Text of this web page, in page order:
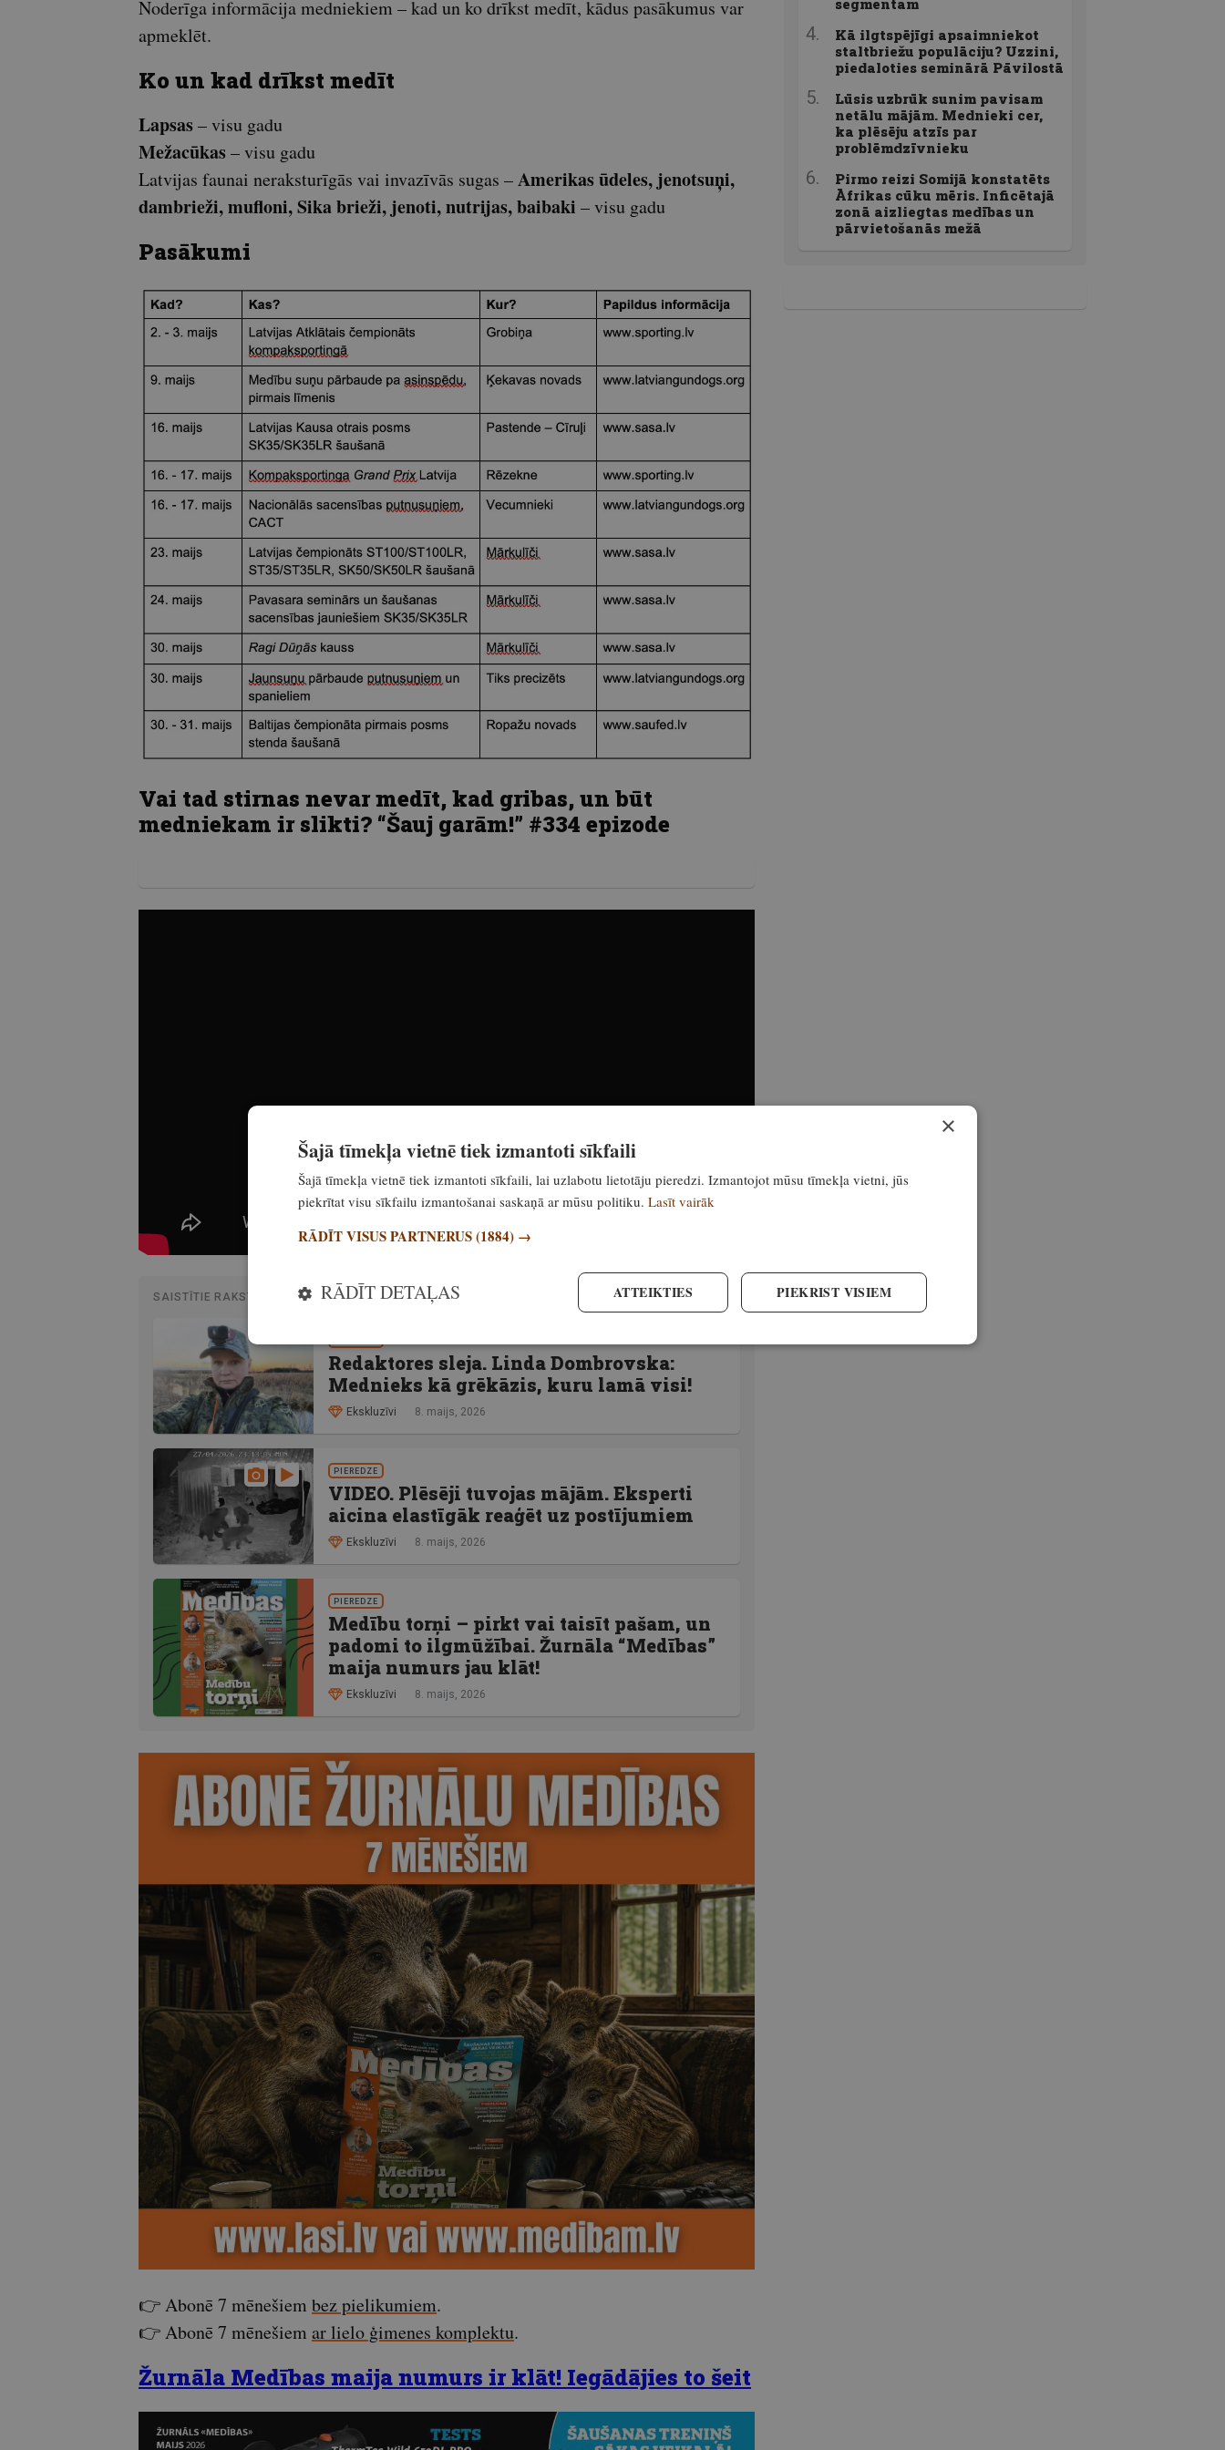
Noderīga informācija medniekiem – kad un ko drīkst medīt, kādus pasākumus var
apmeklēt.
Ko un kad drīkst medīt
Lapsas – visu gadu
Mežacūkas – visu gadu
Latvijas faunai neraksturīgās vai invazīvās sugas –Amerikas ūdeles, jenotsuņi,
dambrieži, mufloni, Sika brieži, jenoti, nutrijas, baibaki – visu gadu
Pasākumi
Vai tad stirnas nevar medīt, kad gribas, un būt
medniekam ir slikti? “Šauj garām!” #334 epizode
SAISTĪTIE RAKSTI
Redaktores sleja. Linda Dombrovska:
Mednieks kā grēkāzis, kuru lamā visi!
Ekskluzīvi 8. maijs, 2026
PIEREDZE
VIDEO. Plēsēji tuvojas mājām. Eksperti
aicina elastīgāk reaģēt uz postījumiem
Ekskluzīvi 8. maijs, 2026
PIEREDZE
Medību torņi – pirkt vai taisīt pašam, un
padomi to ilgmūžībai. Žurnāla “Medības”
maija numurs jau klāt!
Ekskluzīvi 8. maijs, 2026
👉 Abonē 7 mēnešiem bez pielikumiem.
👉 Abonē 7 mēnešiem ar lielo ģimenes komplektu.
Žurnāla Medības maija numurs ir klāt! Iegādājies to šeit
Kā ilgtspējīgi apsaimniekot
staltbriežu populāciju? Uzzini,
piedaloties seminārā Pāvilostā
Lūsis uzbrūk sunim pavisam
netālu mājām. Mednieki cer,
ka plēsēju atzīs par
problēmdzīvnieku
Pirmo reizi Somijā konstatēts
Āfrikas cūku mēris. Inficētajā
zonā aizliegtas medības un
pārvietošanās mežā
×
Šajā tīmekļa vietnē tiek izmantoti sīkfaili
Šajā tīmekļa vietnē tiek izmantoti sīkfaili, lai uzlabotu lietotāju pieredzi. Izmantojot mūsu tīmekļa vietni, jūs
piekrītat visu sīkfailu izmantošanai saskaņā ar mūsu politiku. Lasīt vairāk
RĀDĪT VISUS PARTNERUS(1884) →
PIEKRIST VISIEM
ATTEIKTIES
RĀDĪT DETAĻAS